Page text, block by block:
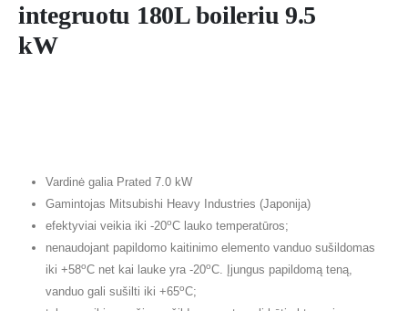
integruotu 180L boileriu 9.5
kW
Vardinė galia Prated 7.0 kW
Gamintojas Mitsubishi Heavy Industries (Japonija)
efektyviai veikia iki -20oC lauko temperatūros;
nenaudojant papildomo kaitinimo elemento vanduo sušildomas
iki +58oC net kai lauke yra -20oC. Įjungus papildomą teną,
vanduo gali sušilti iki +65oC;